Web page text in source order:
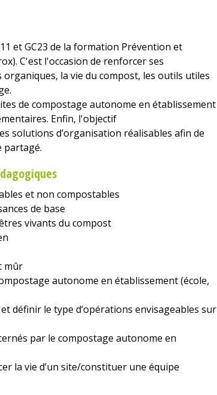
et GC23 de la formation Prévention et
C'est l'occasion de renforcer ses
la vie du compost, les outils utiles
de compostage autonome en établissement
Enfin, l'objectif
solutions d’organisation réalisables afin de
partagé.
et non compostables
de base
vivants du compost
mûr
autonome en établissement (école,
définir le type d’opérations envisageables sur
par le compostage autonome en
la vie d’un site/constituer une équipe